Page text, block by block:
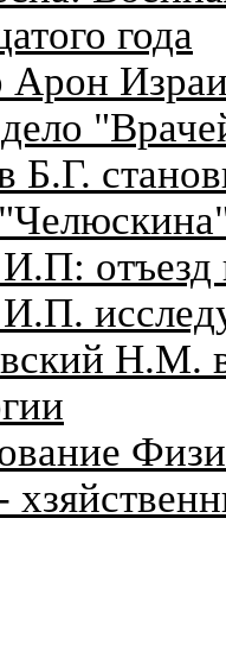
года
Арон
Б.Г.
отъезд
Н.М.